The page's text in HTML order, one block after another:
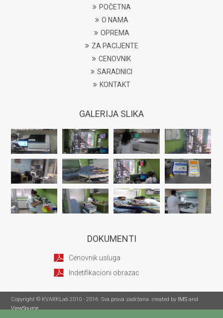
POČETNA
O NAMA
OPREMA
ZA PACIJENTE
CENOVNIK
SARADNICI
KONTAKT
GALERIJA SLIKA
DOKUMENTI
Cenovnik usluga
Indetifikacioni obrazac
Copyright © KVARKLab 2010 - 2016. Sva prava zadržana. created by IMS and
ViewSource